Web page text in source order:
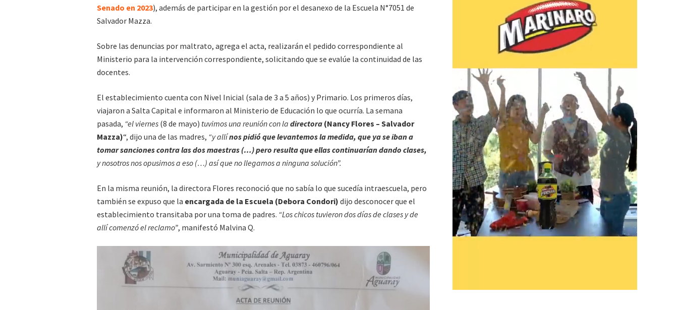
Senado en 2023), además de participar en la gestión por el desanexo de la Escuela N°7051 de
Salvador Mazza.
Sobre las denuncias por maltrato, agrega el acta, realizarán el pedido correspondiente al
Ministerio para la intervención correspondiente, solicitando que se evalúe la continuidad de las
docentes.
El establecimiento cuenta con Nivel Inicial (sala de 3 a 5 años) y Primario. Los primeros días,
viajaron a Salta Capital e informaron al Ministerio de Educación lo que ocurría. La semana
pasada, “el viernes (8 de mayo) tuvimos una reunión con la directora (Nancy Flores – Salvador
Mazza)“, dijo una de las madres, “y allínos pidió que levantemos la medida, que ya se iban a
tomar sanciones contra las dos maestras (…) pero resulta que ellas continuarían dando clases,
y nosotros nos opusimos a eso (…) así que no llegamos a ninguna solución”.
En la misma reunión, la directora Flores reconoció que no sabía lo que sucedía intraescuela, pero
también se expuso que la encargada de la Escuela (Debora Condori) dijo desconocer que el
establecimiento transitaba por una toma de padres. “Los chicos tuvieron dos días de clases y de
allí comenzó el reclamo”, manifestó Malvina Q.